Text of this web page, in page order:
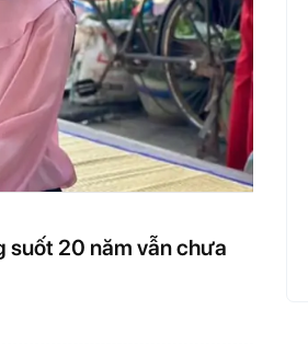
suốt 20 năm vẫn chưa